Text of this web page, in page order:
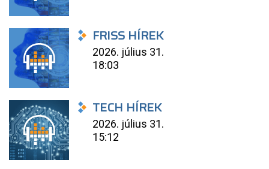
FRISS HÍREK
2026. július 31.
18:03
TECH HÍREK
2026. július 31.
15:12